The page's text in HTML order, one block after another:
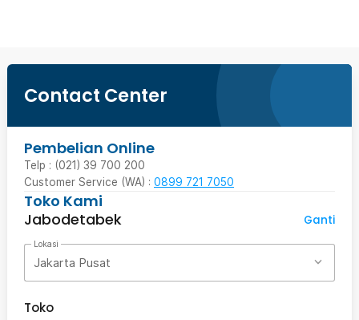
Contact Center
Pembelian Online
Telp : (021) 39 700 200
Customer Service (WA) : 0899 721 7050
Toko Kami
Jabodetabek
Ganti
Lokasi
Jakarta Pusat
Toko